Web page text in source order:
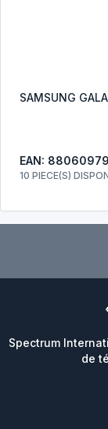
SAMSUNG
EAN:
10 PIECE(S)
Spectrum
de